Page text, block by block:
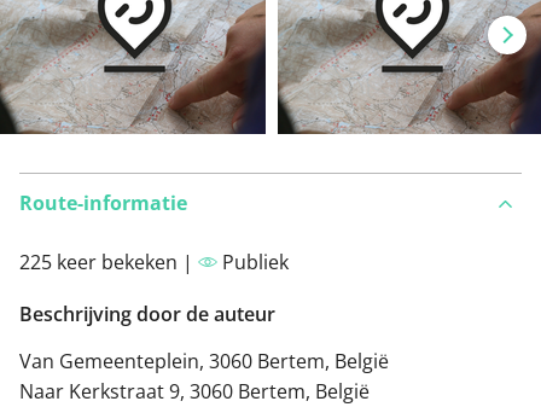
Route-informatie
225 keer bekeken |
Publiek
Beschrijving door de auteur
Van Gemeenteplein, 3060 Bertem, België
Naar Kerkstraat 9, 3060 Bertem, België